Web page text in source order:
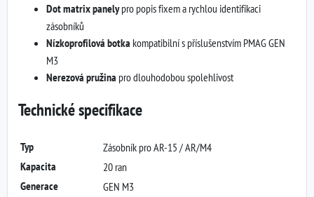
Dot matrix panelypro popis fixem a rychlou identifikaci
zásobníků
Nízkoprofilová botka kompatibilní s příslušenstvím PMAG GEN
M3
Nerezová pružina pro dlouhodobou spolehlivost
Technické specifikace
Typ Zásobník pro AR-15 / AR/M4
Kapacita 20 ran
Generace GEN M3